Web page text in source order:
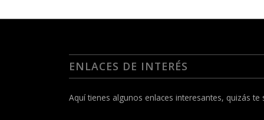
ENLACES DE INTERÉS
Aquí tienes algunos enlaces interesantes, quizás te